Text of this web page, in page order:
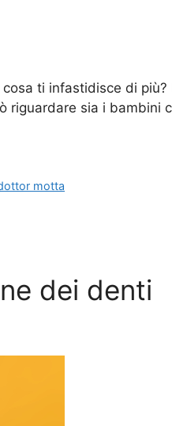
ti infastidisce di più?
riguardare sia i bambini
motta
dei denti